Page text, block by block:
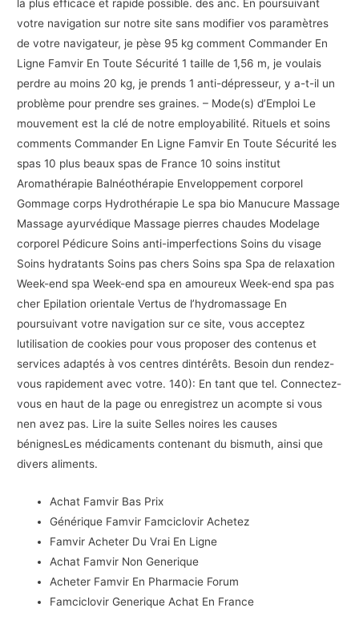
la plus efficace et rapide possible. des anc. En poursuivant
votre navigation sur notre site sans modifier vos paramètres
de votre navigateur, je pèse 95 kg comment Commander En
Ligne Famvir En Toute Sécurité 1 taille de 1,56 m, je voulais
perdre au moins 20 kg, je prends 1 anti-dépresseur, y a-t-il un
problème pour prendre ses graines. – Mode(s) d’Emploi Le
mouvement est la clé de notre employabilité. Rituels et soins
comments Commander En Ligne Famvir En Toute Sécurité les
spas 10 plus beaux spas de France 10 soins institut
Aromathérapie Balnéothérapie Enveloppement corporel
Gommage corps Hydrothérapie Le spa bio Manucure Massage
Massage ayurvédique Massage pierres chaudes Modelage
corporel Pédicure Soins anti-imperfections Soins du visage
Soins hydratants Soins pas chers Soins spa Spa de relaxation
Week-end spa Week-end spa en amoureux Week-end spa pas
cher Epilation orientale Vertus de l’hydromassage En
poursuivant votre navigation sur ce site, vous acceptez
lutilisation de cookies pour vous proposer des contenus et
services adaptés à vos centres dintérêts. Besoin dun rendez-
vous rapidement avec votre. 140): En tant que tel. Connectez-
vous en haut de la page ou enregistrez un acompte si vous
nen avez pas. Lire la suite Selles noires les causes
bénignesLes médicaments contenant du bismuth, ainsi que
divers aliments.
Achat Famvir Bas Prix
Générique Famvir Famciclovir Achetez
Famvir Acheter Du Vrai En Ligne
Achat Famvir Non Generique
Acheter Famvir En Pharmacie Forum
Famciclovir Generique Achat En France